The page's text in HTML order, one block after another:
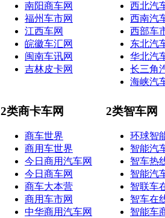
南阳商车网
福州车市网
江西车网
皖徽车汇网
闽南车讯网
吉林皮卡网
西北汽
西南汽
西部车
东北汽
华北汽
长三角
海峡汽
2类商卡车网
商车世界
商用车世界
今日商用汽车网
今日商车网
商车大本营
商用车市网
中华商用汽车网
2类智车网
环球智
智能汽
智车热
智能汽
智联车
智车在
智能车